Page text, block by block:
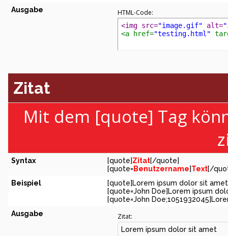
Ausgabe
HTML-Code:
<img src="image.gif" alt=
<a href="testing.html"
Zitat
Mit dem [quote] Tag
Syntax [quote]Zitat[/quote]
[quote=Benutzername]Text[/
Beispiel
[quote]Lorem ipsum dolor sit
[quote=John Doe]Lorem ipsum
[quote=John
Ausgabe
Zitat:
Lorem ipsum dolor sit amet